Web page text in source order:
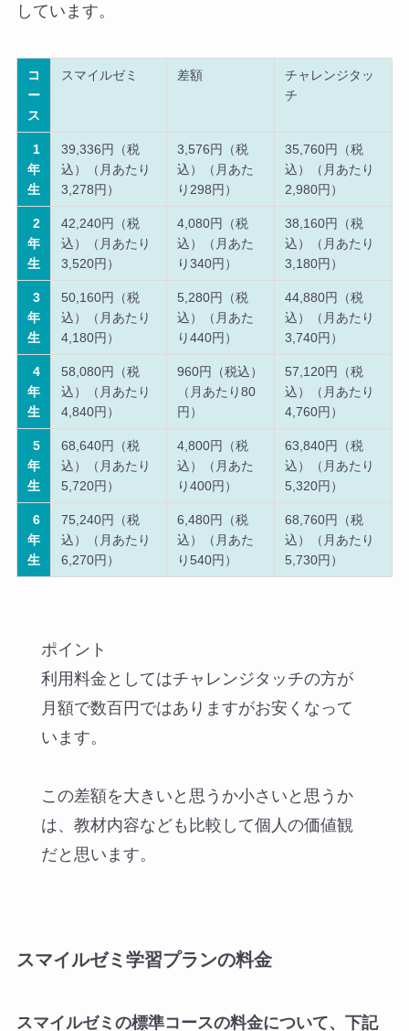
しています。
コ
ー
ス
スマイルゼミ 差額
チャレンジタッ
チ
1
年
生
39,336円（税
込）（月あたり
3,278円）
3,576円（税
込）（月あた
り298円）
35,760円（税
込）（月あたり
2,980円）
2
年
生
42,240円（税
込）（月あたり
3,520円）
4,080円（税
込）（月あた
り340円）
38,160円（税
込）（月あたり
3,180円）
3
年
生
50,160円（税
込）（月あたり
4,180円）
5,280円（税
込）（月あた
り440円）
44,880円（税
込）（月あたり
3,740円）
4
年
生
58,080円（税
込）（月あたり
4,840円）
960円（税込）
（月あたり80
円）
57,120円（税
込）（月あたり
4,760円）
5
年
生
68,640円（税
込）（月あたり
5,720円）
4,800円（税
込）（月あた
り400円）
63,840円（税
込）（月あたり
5,320円）
6
年
生
75,240円（税
込）（月あたり
6,270円）
6,480円（税
込）（月あた
り540円）
68,760円（税
込）（月あたり
5,730円）
ポイント
利用料金としてはチャレンジタッチの方が
月額で数百円ではありますがお安くなって
います。
この差額を大きいと思うか小さいと思うか
は、教材内容なども比較して個人の価値観
だと思います。
スマイルゼミ学習プランの料金
スマイルゼミの標準コースの料金について、下記